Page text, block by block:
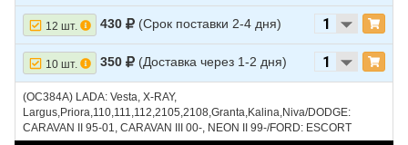
12 шт. 430 (Срок поставки 2-4 дня)
10 шт. 350 (Доставка через 1-2 дня)
(OC384A) LADA: Vesta, X-RAY,
Largus,Priora,110,111,112,2105,2108,Granta,Kalina,Niva/DODGE:
CARAVAN II 95-01, CARAVAN III 00-, NEON II 99-/FORD: ESCORT